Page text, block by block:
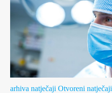
arhiva natječaji Otvoreni natječaji